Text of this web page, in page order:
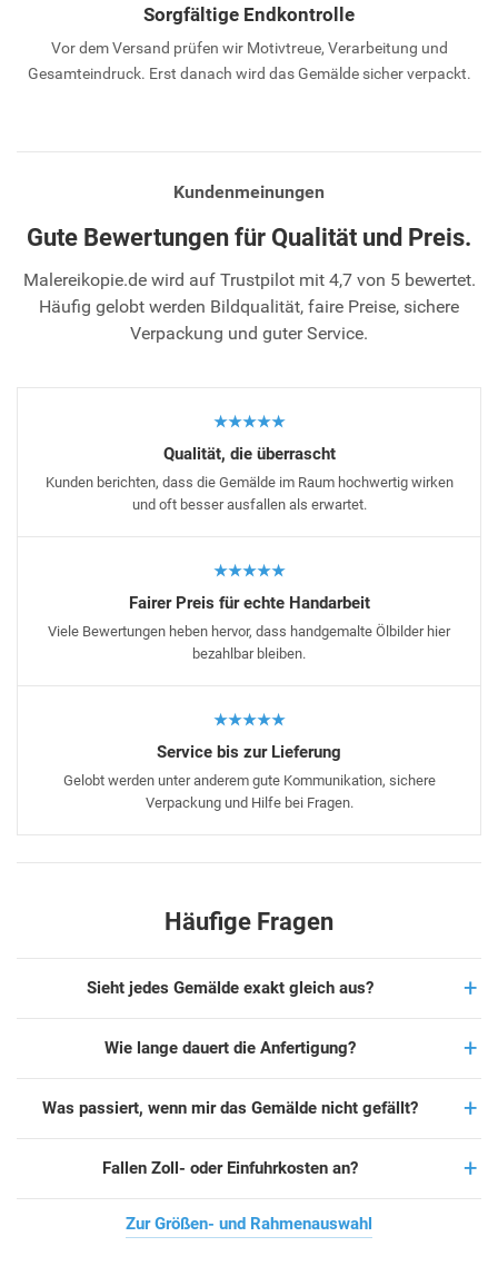
Sorgfältige Endkontrolle
Vor dem Versand prüfen wir Motivtreue, Verarbeitung und
Gesamteindruck. Erst danach wird das Gemälde sicher verpackt.
Kundenmeinungen
Gute Bewertungen für Qualität und Preis.
Malereikopie.de wird auf Trustpilot mit 4,7 von 5 bewertet.
Häufig gelobt werden Bildqualität, faire Preise, sichere
Verpackung und guter Service.
★★★★★
Qualität, die überrascht
Kunden berichten, dass die Gemälde im Raum hochwertig wirken
und oft besser ausfallen als erwartet.
★★★★★
Fairer Preis für echte Handarbeit
Viele Bewertungen heben hervor, dass handgemalte Ölbilder hier
bezahlbar bleiben.
★★★★★
Service bis zur Lieferung
Gelobt werden unter anderem gute Kommunikation, sichere
Verpackung und Hilfe bei Fragen.
Häufige Fragen
Sieht jedes Gemälde exakt gleich aus?
Wie lange dauert die Anfertigung?
Was passiert, wenn mir das Gemälde nicht gefällt?
Fallen Zoll- oder Einfuhrkosten an?
Zur Größen- und Rahmenauswahl